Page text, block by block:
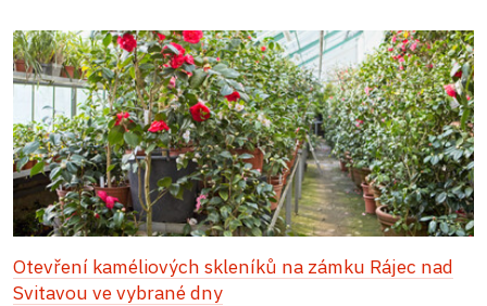
Otevření kaméliových skleníků na zámku Rájec nad
Svitavou ve vybrané dny